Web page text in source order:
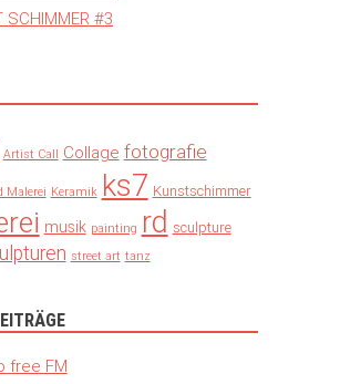
SCHIMMER #3
Artist Call Collage fotografie
Malerei Keramik ks7 Kunstschimmer
musik painting rd sculpture
street art tanz
free FM